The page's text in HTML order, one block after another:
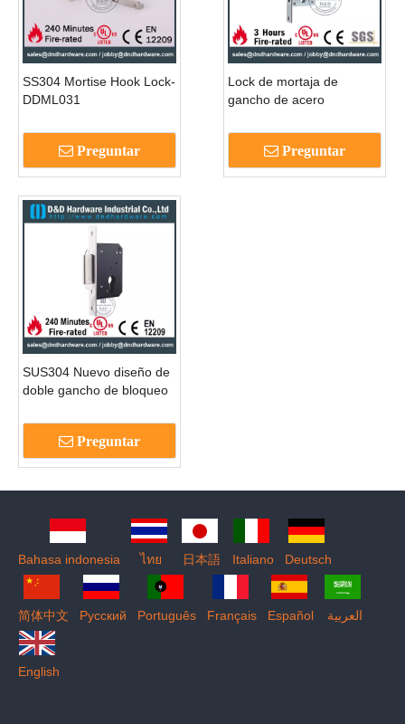
SS304 Mortise Hook Lock-
DDML031
Preguntar
Lock de mortaja de
gancho de acero
metal DDML034
Preguntar
SUS304 Nuevo diseño de
doble gancho de bloqueo
DDML031-B
Preguntar
Bahasa indonesia ไทย 日本語 Italiano Deutsch
简体中文 Pусский Português Français Español العربية
English